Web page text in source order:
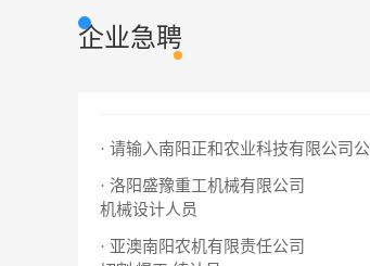
企业急聘
· 洛阳盛豫重工机械有限公司
机械设计人员
· 亚澳南阳农机有限责任公司